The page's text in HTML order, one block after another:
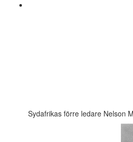
Sydafrikas förre ledare Nelson